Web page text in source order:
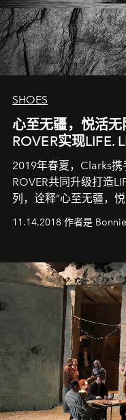
SHOES
心至无疆，悦活
ROVER实现LIFE.
2019年春夏，Clarks
ROVER共同升级打造
列，诠释“心至无疆，
11.14.2018 作者是 Bonnie